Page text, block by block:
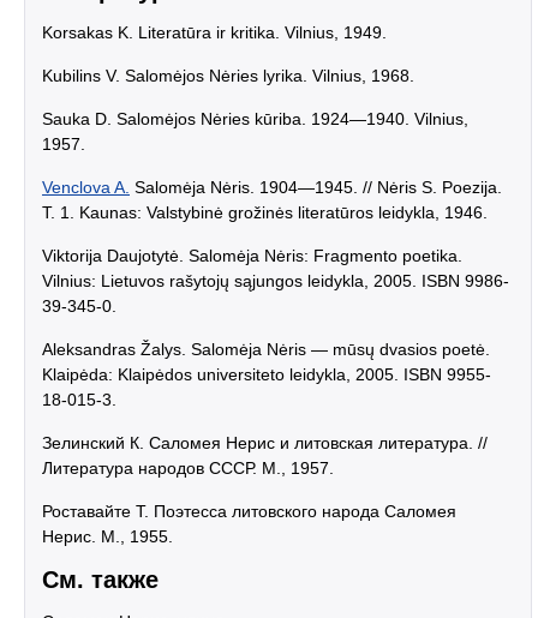
Korsakas K. Literatūra ir kritika. Vilnius, 1949.
Kubilins V. Salomėjos Nėries lyrika. Vilnius, 1968.
Sauka D. Salomėjos Nėries kūriba. 1924—1940. Vilnius,
1957.
Venclova A. Salomėja Nėris. 1904—1945. // Nėris S. Poezija.
T. 1. Kaunas: Valstybinė grožinės literatūros leidykla, 1946.
Viktorija Daujotytė. Salomėja Nėris: Fragmento poetika.
Vilnius: Lietuvos rašytojų sąjungos leidykla, 2005. ISBN 9986-
39-345-0.
Aleksandras Žalys. Salomėja Nėris — mūsų dvasios poetė.
Klaipėda: Klaipėdos universiteto leidykla, 2005. ISBN 9955-
18-015-3.
Зелинский К. Саломея Нерис и литовская литература. //
Литература народов СССР. М., 1957.
Роставайте Т. Поэтесса литовского народа Саломея
Нерис. М., 1955.
См. также